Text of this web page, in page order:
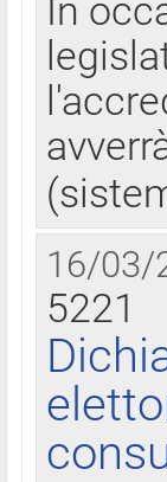
In
16/03/
5221